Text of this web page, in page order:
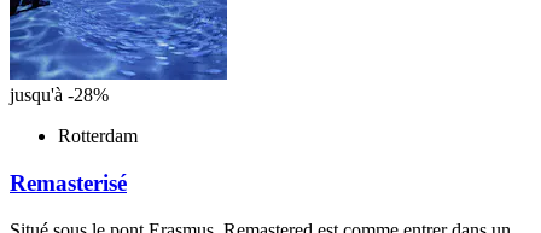
jusqu'à -28%
Rotterdam
Remasterisé